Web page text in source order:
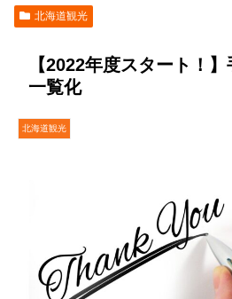
北海道観光
【2022年度スタート！
一覧化
北海道観光